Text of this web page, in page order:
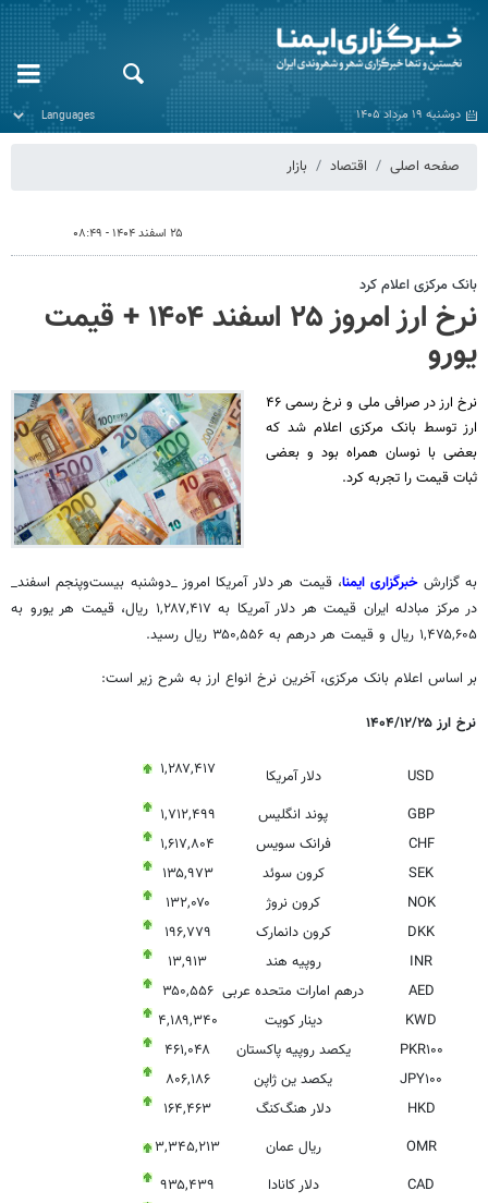
دوشنبه ۱۹ مرداد ۱۴۰۵
صفحه اصلی اقتصاد بازار
۲۵ اسفند ۱۴۰۴ - ۰۸:۴۹
بانک مرکزی اعلام کرد
نرخ ارز امروز ۲۵ اسفند ۱۴۰۴ + قیمت
یورو
نرخ ارز در صرافی ملی و نرخ رسمی ۴۶
ارز توسط بانک مرکزی اعلام شد که
بعضی با نوسان همراه بود و بعضی
ثبات قیمت را تجربه کرد.
به گزارش خبرگزاری ایمنا، قیمت هر دلار آمریکا امروز _دوشنبه بیست‌وپنجم اسفند_
در مرکز مبادله ایران قیمت هر دلار آمریکا به ۱,۲۸۷,۴۱۷ ریال، قیمت هر یورو به
۱,۴۷۵,۶۰۵ ریال و قیمت هر درهم به ۳۵۰,۵۵۶ ریال رسید.
بر اساس اعلام بانک مرکزی، آخرین نرخ انواع ارز به شرح زیر است:
نرخ ارز ۱۴۰۴/۱۲/۲۵
USD دلار آمریکا ۱,۲۸۷,۴۱۷
GBP پوند انگلیس
۱,۷۱۲,۴۹۹
CHF
فرانک سویس
۱,۶۱۷,۸۰۴
SEK
کرون سوئد
۱۳۵,۹۷۳
NOK
کرون نروژ
۱۳۲,۰۷۰
DKK
کرون دانمارک
۱۹۶,۷۷۹
INR
روپیه هند
۱۳,۹۱۳
AED
درهم امارات متحده عربی ۳۵۰,۵۵۶
KWD
دینار کویت
۴,۱۸۹,۳۴۰
PKR۱۰۰
یکصد روپیه پاکستان
۴۶۱,۰۴۸
JPY۱۰۰
یکصد ین ژاپن
۸۰۶,۱۸۶
HKD
دلار هنگ‌کنگ
۱۶۴,۴۶۳
OMR
ریال عمان
۳,۳۴۵,۲۱۳
CAD
دلار کانادا
۹۳۵,۴۳۹